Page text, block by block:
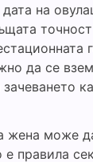
дата на
да се
жена може
е правила